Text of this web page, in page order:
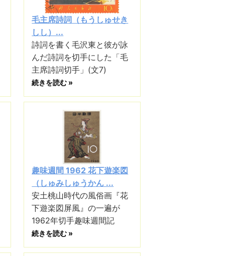
毛主席詩詞（もうしゅせき
しし）...
詩詞を書く毛沢東と彼が詠
んだ詩詞を切手にした「毛
主席詩詞切手」(文7)
続きを読む »
趣味週間 1962 花下遊楽図
（しゅみしゅうかん ...
安土桃山時代の風俗画『花
下遊楽図屏風』の一遍が
1962年切手趣味週間記
続きを読む »